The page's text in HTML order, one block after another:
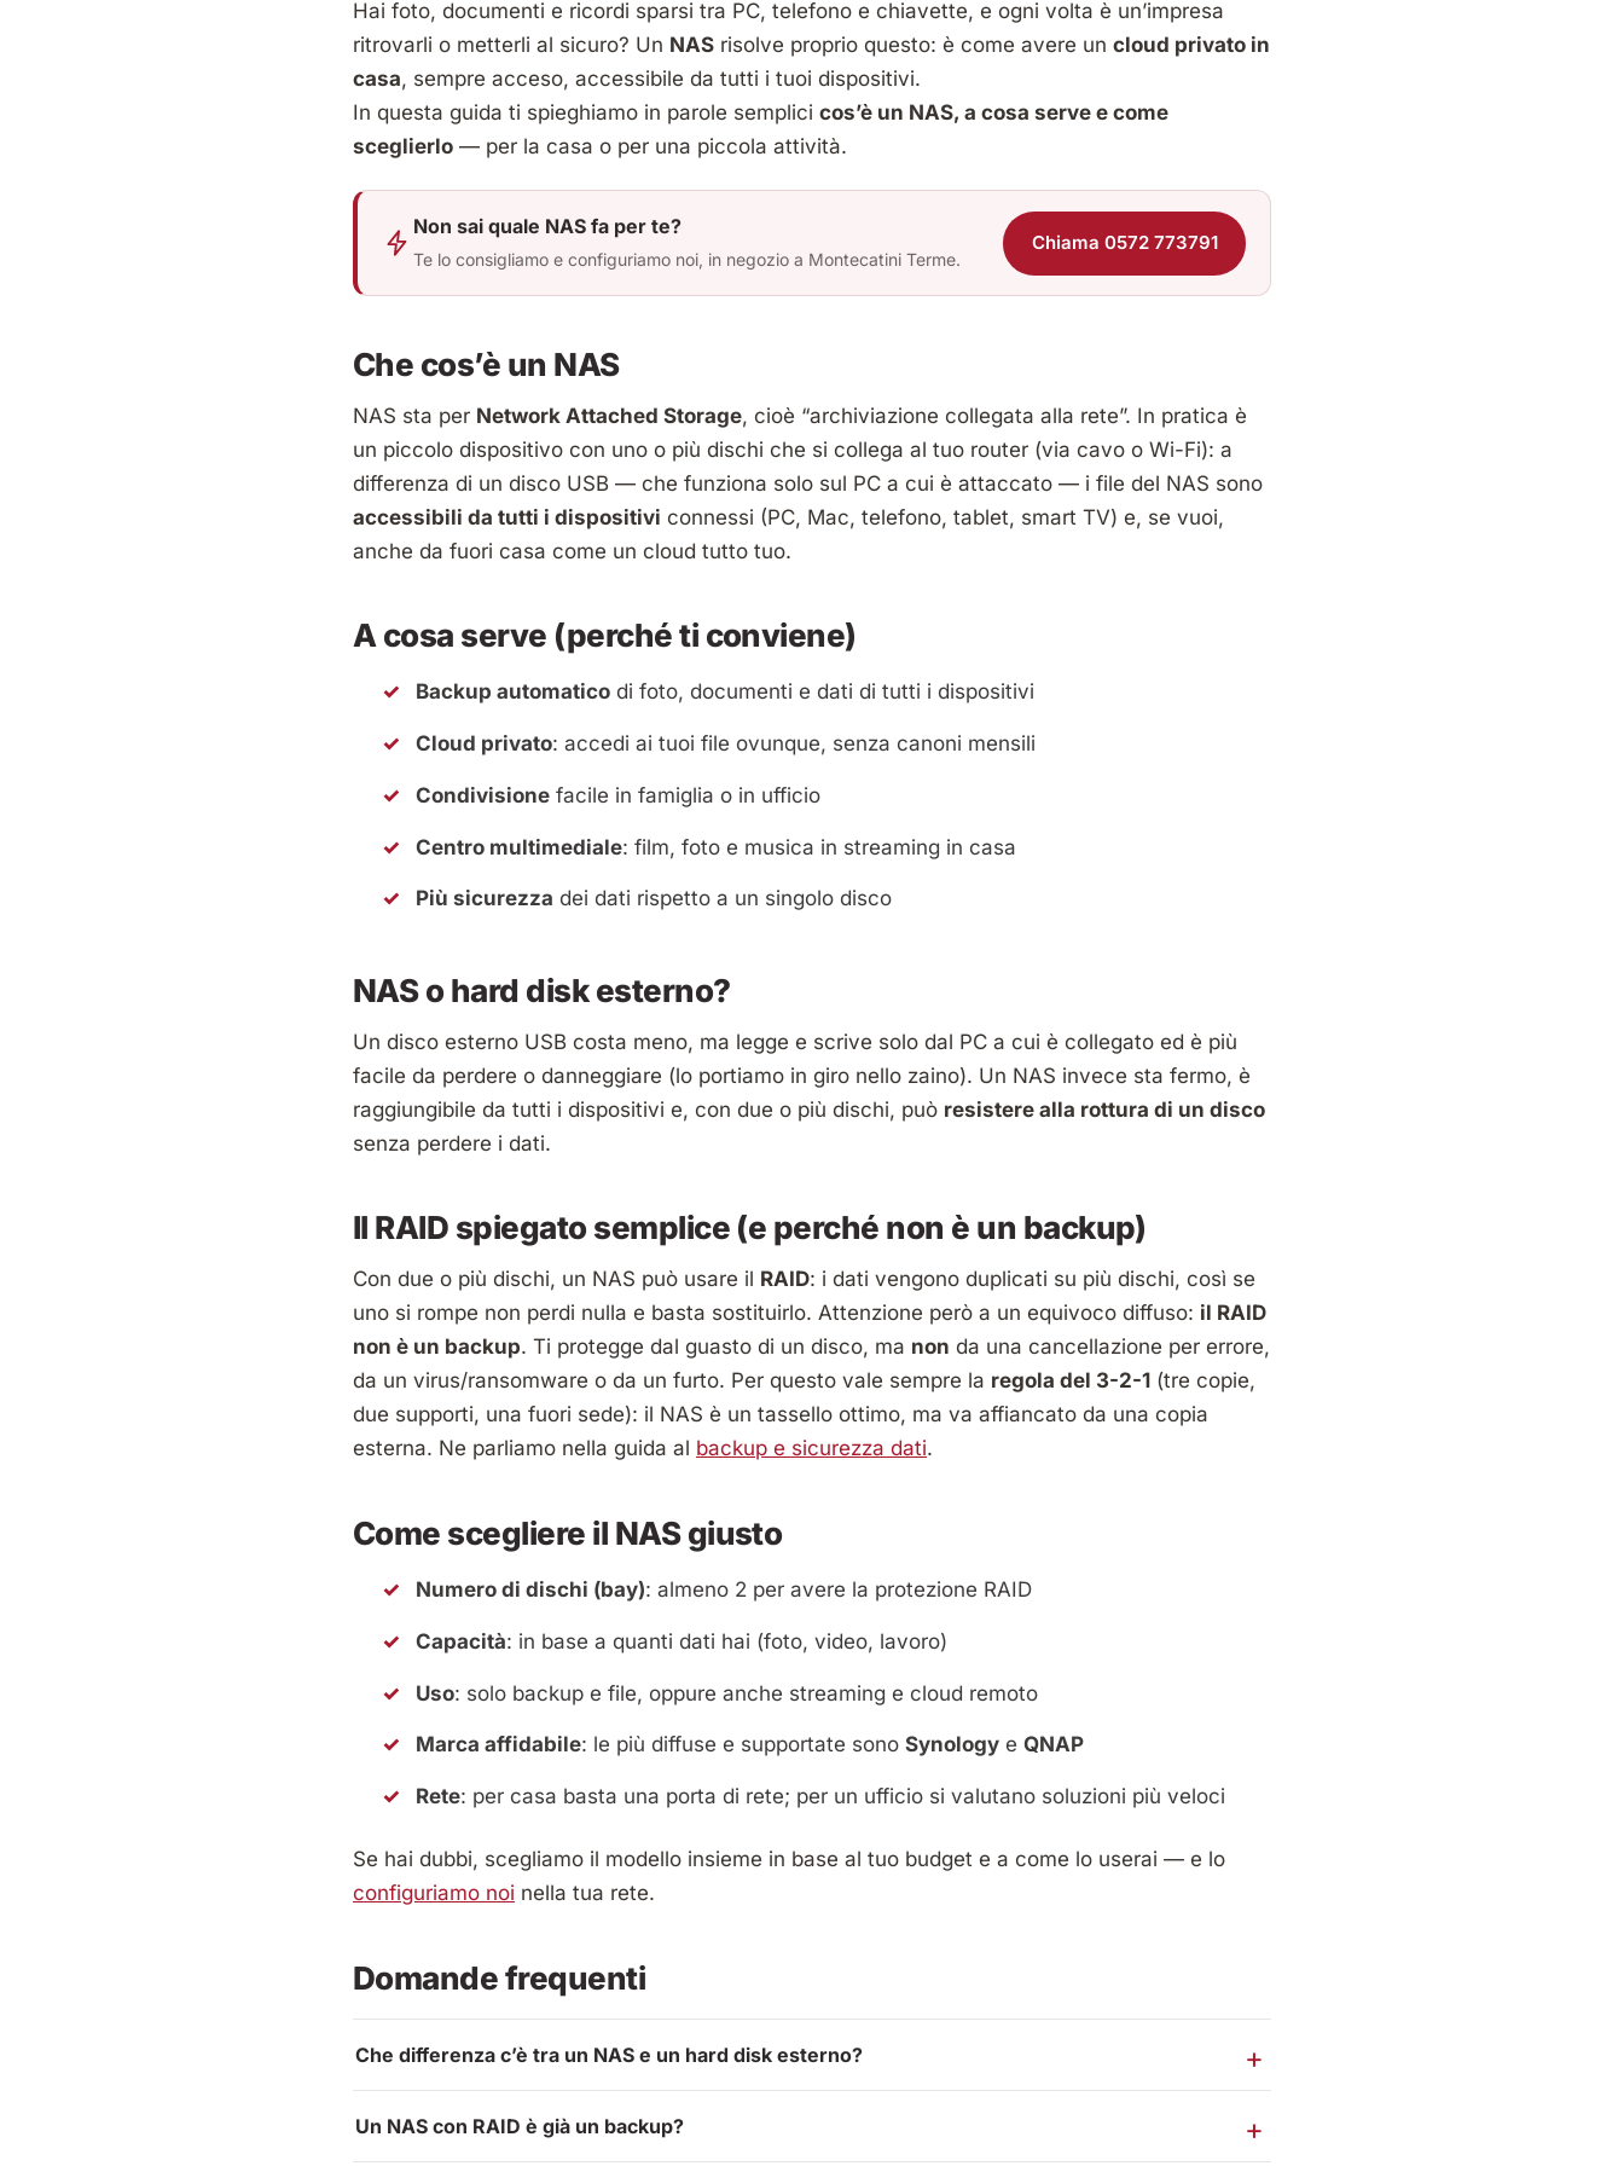
Hai foto, documenti e ricordi sparsi tra PC, telefono e chiavette, e ogni volta è un’impresa
ritrovarli o metterli al sicuro? Un NAS risolve proprio questo: è come avere un cloud privato in
casa, sempre acceso, accessibile da tutti i tuoi dispositivi.
In questa guida ti spieghiamo in parole semplici cos’è un NAS, a cosa serve e come
sceglierlo — per la casa o per una piccola attività.
Non sai quale NAS fa per te?
Te lo consigliamo e configuriamo noi, in negozio a Montecatini Terme.
Chiama 0572 773791
Che cos’è un NAS
NAS sta per Network Attached Storage, cioè “archiviazione collegata alla rete”. In pratica è
un piccolo dispositivo con uno o più dischi che si collega al tuo router (via cavo o Wi-Fi): a
differenza di un disco USB — che funziona solo sul PC a cui è attaccato — i file del NAS sono
accessibili da tutti i dispositivi connessi (PC, Mac, telefono, tablet, smart TV) e, se vuoi,
anche da fuori casa come un cloud tutto tuo.
A cosa serve (perché ti conviene)
Backup automatico di foto, documenti e dati di tutti i dispositivi
Cloud privato: accedi ai tuoi file ovunque, senza canoni mensili
Condivisione facile in famiglia o in ufficio
Centro multimediale: film, foto e musica in streaming in casa
Più sicurezza dei dati rispetto a un singolo disco
NAS o hard disk esterno?
Un disco esterno USB costa meno, ma legge e scrive solo dal PC a cui è collegato ed è più
facile da perdere o danneggiare (lo portiamo in giro nello zaino). Un NAS invece sta fermo, è
raggiungibile da tutti i dispositivi e, con due o più dischi, può resistere alla rottura di un disco
senza perdere i dati.
Il RAID spiegato semplice (e perché non è un backup)
Con due o più dischi, un NAS può usare il RAID: i dati vengono duplicati su più dischi, così se
uno si rompe non perdi nulla e basta sostituirlo. Attenzione però a un equivoco diffuso: il RAID
non è un backup. Ti protegge dal guasto di un disco, ma non da una cancellazione per errore,
da un virus/ransomware o da un furto. Per questo vale sempre la regola del 3-2-1 (tre copie,
due supporti, una fuori sede): il NAS è un tassello ottimo, ma va affiancato da una copia
esterna. Ne parliamo nella guida al backup e sicurezza dati.
Come scegliere il NAS giusto
Numero di dischi (bay): almeno 2 per avere la protezione RAID
Capacità: in base a quanti dati hai (foto, video, lavoro)
Uso: solo backup e file, oppure anche streaming e cloud remoto
Marca affidabile: le più diffuse e supportate sonoSynology eQNAP
Rete: per casa basta una porta di rete; per un ufficio si valutano soluzioni più veloci
Se hai dubbi, scegliamo il modello insieme in base al tuo budget e a come lo userai — e lo
configuriamo noi nella tua rete.
Domande frequenti
Che differenza c’è tra un NAS e un hard disk esterno?
Un NAS con RAID è già un backup?